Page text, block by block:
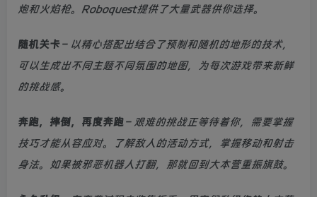
炮和火焰枪。Roboquest提供了大量武器供你选择。
随机关卡– 以精心搭配出结合了预制和随机的地形的技术，
可以生成出不同主题不同氛围的地图，为每次游戏带来新鲜
的挑战感。
奔跑，摔倒，再度奔跑– 艰难的挑战正等待着你，需要掌握
技巧才能从容应对。了解敌人的活动方式，掌握移动和射击
身法。如果被邪恶机器人打翻，那就回到大本营重振旗鼓。